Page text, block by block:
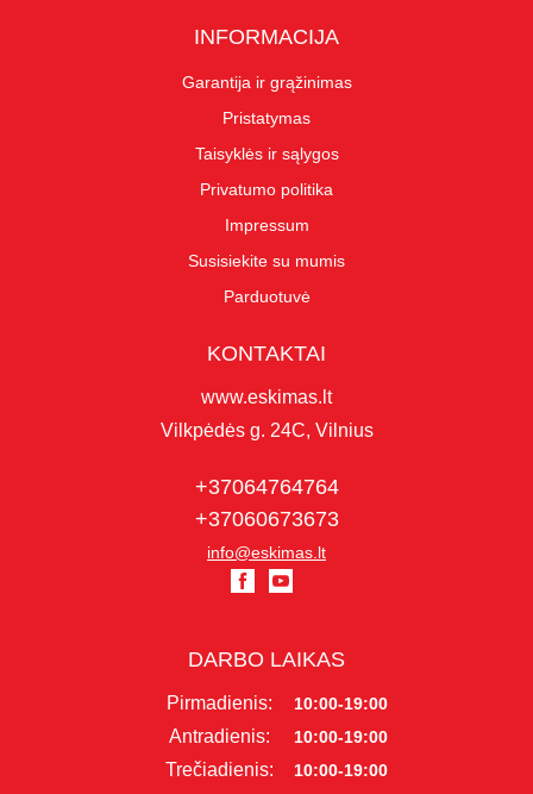
INFORMACIJA
Garantija ir grąžinimas
Pristatymas
Taisyklės ir sąlygos
Privatumo politika
Impressum
Susisiekite su mumis
Parduotuvė
KONTAKTAI
www.eskimas.lt
Vilkpėdės g. 24C, Vilnius
+37064764764
+37060673673
info@eskimas.lt
DARBO LAIKAS
Pirmadienis: 10:00-19:00
Antradienis: 10:00-19:00
Trečiadienis: 10:00-19:00